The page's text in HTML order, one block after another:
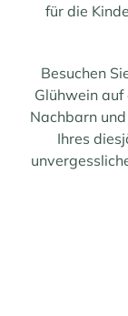
für die
Besuchen
Glühwein auf
Nachbarn
Ihres